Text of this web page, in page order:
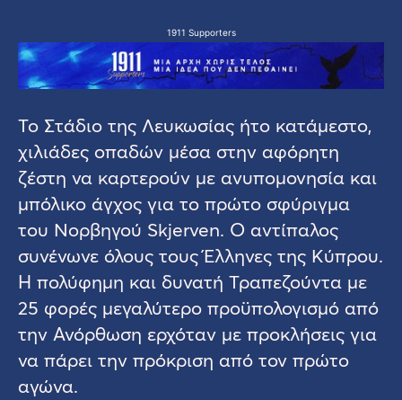
1911 Supporters
Το Στάδιο της Λευκωσίας ήτο κατάμεστο,
χιλιάδες οπαδών μέσα στην αφόρητη
ζέστη να καρτερούν με ανυπομονησία και
μπόλικο άγχος για το πρώτο σφύριγμα
του Νορβηγού Skjerven. Ο αντίπαλος
συνένωνε όλους τους Έλληνες της Κύπρου.
Η πολύφημη και δυνατή Τραπεζούντα με
25 φορές μεγαλύτερο προϋπολογισμό από
την Ανόρθωση ερχόταν με προκλήσεις για
να πάρει την πρόκριση από τον πρώτο
αγώνα.